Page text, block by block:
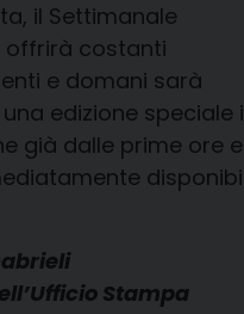
il Settimanale
offrirà costanti
e domani sarà
edizione speciale
già dalle prime ore e
Stampa